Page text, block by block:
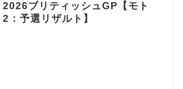
2026ブリティッシュGP【モト
2：予選リザルト】